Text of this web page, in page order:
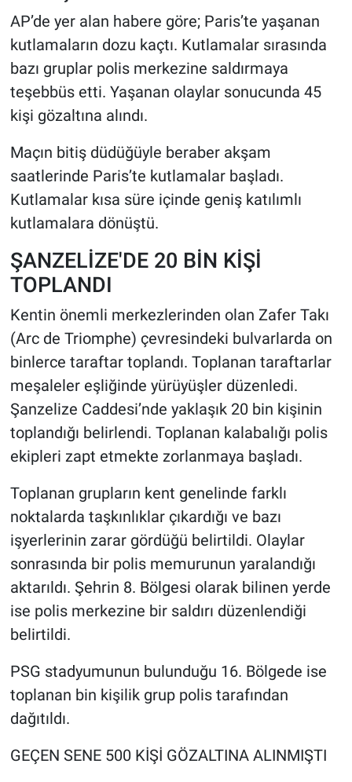
AP’de yer alan habere göre; Paris’te yaşanan
kutlamaların dozu kaçtı. Kutlamalar sırasında
bazı gruplar polis merkezine saldırmaya
teşebbüs etti. Yaşanan olaylar sonucunda 45
kişi gözaltına alındı.
Maçın bitiş düdüğüyle beraber akşam
saatlerinde Paris’te kutlamalar başladı.
Kutlamalar kısa süre içinde geniş katılımlı
kutlamalara dönüştü.
ŞANZELİZE'DE 20 BİN KİŞİ
TOPLANDI
Kentin önemli merkezlerinden olan Zafer Takı
(Arc de Triomphe) çevresindeki bulvarlarda on
binlerce taraftar toplandı. Toplanan taraftarlar
meşaleler eşliğinde yürüyüşler düzenledi.
Şanzelize Caddesi’nde yaklaşık 20 bin kişinin
toplandığı belirlendi. Toplanan kalabalığı polis
ekipleri zapt etmekte zorlanmaya başladı.
Toplanan grupların kent genelinde farklı
noktalarda taşkınlıklar çıkardığı ve bazı
işyerlerinin zarar gördüğü belirtildi. Olaylar
sonrasında bir polis memurunun yaralandığı
aktarıldı. Şehrin 8. Bölgesi olarak bilinen yerde
ise polis merkezine bir saldırı düzenlendiği
belirtildi.
PSG stadyumunun bulunduğu 16. Bölgede ise
toplanan bin kişilik grup polis tarafından
dağıtıldı.
GEÇEN SENE 500 KİŞİ GÖZALTINA ALINMIŞTI